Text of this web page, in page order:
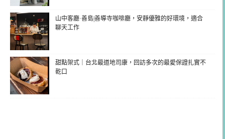
山中客廳·善島|善導寺咖啡廳，安靜優雅的好環境，適合
聊天工作
甜點架式｜台北最道地司康，回訪多次的最愛保證扎實不
乾口